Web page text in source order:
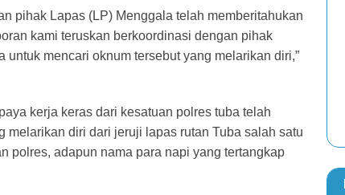
pihak Lapas (LP) Menggala telah memberitahukan
kami teruskan berkoordinasi dengan pihak
mencari oknum tersebut yang melarikan diri,”
kerja keras dari kesatuan polres tuba telah
melarikan diri dari jeruji lapas rutan Tuba salah satu
polres, adapun nama para napi yang tertangkap